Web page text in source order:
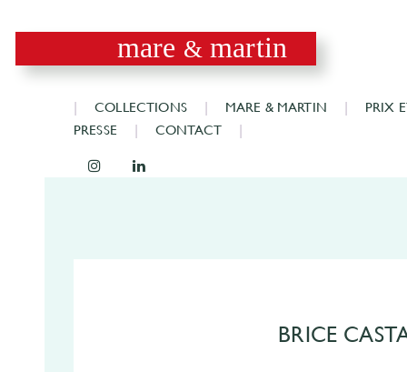
mare & martin
COLLECTIONS MARE & MARTIN
PRIX
PRESSE
CONTACT
BRICE